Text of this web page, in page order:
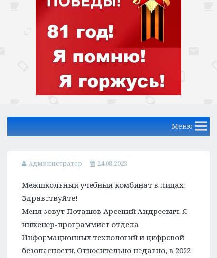
Меню
Администратор 24.08.2023
Межшкольный учебный комбинат в лицах:
Здравствуйте!
Меня зовут Поташов Арсений Андреевич. Я
инженер-программист отдела
Информационных технологий и цифровой
безопасности. Относительно недавно, в 2022